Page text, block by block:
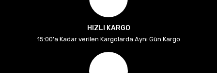
HIZLI KARGO
15:00'a Kadar verilen Kargolarda Aynı Gün Kargo